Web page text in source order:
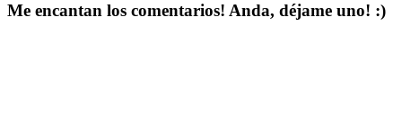
Me encantan los comentarios! Anda, déjame uno! :)